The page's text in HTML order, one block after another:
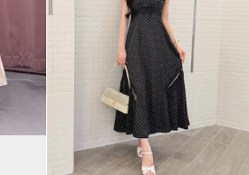
MERCURYDUO
NANA/155cm